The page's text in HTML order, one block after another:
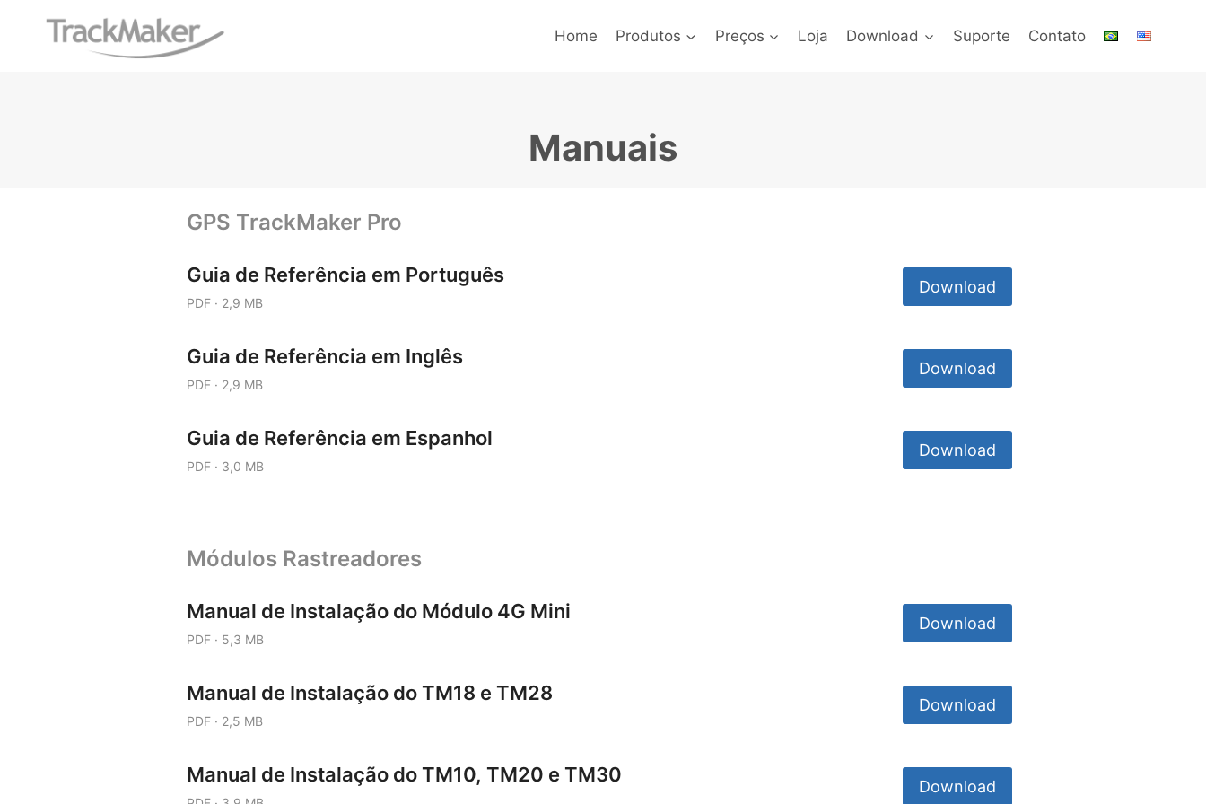
Home Produtos Preços Loja Download Suporte Contato
Manuais
GPS TrackMaker Pro
Guia de Referência em Português
PDF · 2,9 MB
Download
Guia de Referência em Inglês
PDF · 2,9 MB
Download
Guia de Referência em Espanhol
PDF · 3,0 MB
Download
Módulos Rastreadores
Manual de Instalação do Módulo 4G Mini
PDF · 5,3 MB
Download
Manual de Instalação do TM18 e TM28
PDF · 2,5 MB
Download
Manual de Instalação do TM10, TM20 e TM30 Download